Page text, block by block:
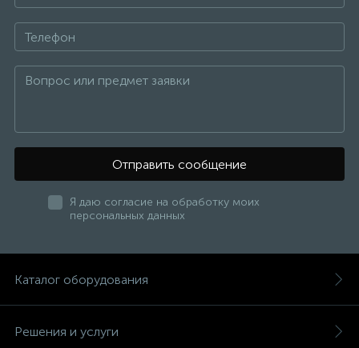
Отправить сообщение
Я даю согласие на обработку моих
персональных данных
Каталог оборудования
Решения и услуги